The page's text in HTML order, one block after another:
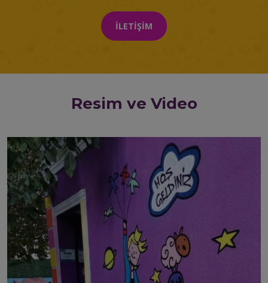
İLETIŞIM
Resim ve Video